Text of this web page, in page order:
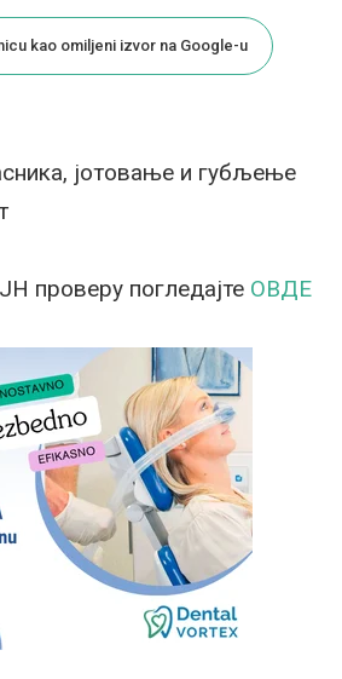
kao omiljeni izvor na Google-u
јотовање и губљење
проверу погледајте ОВДЕ